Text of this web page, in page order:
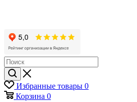
Избранные товары 0
Корзина 0